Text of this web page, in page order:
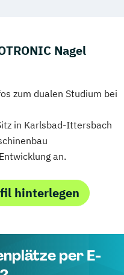
Nagel
zum dualen Studium bei
in Karlsbad-Ittersbach
an.
hinterlegen
per E-